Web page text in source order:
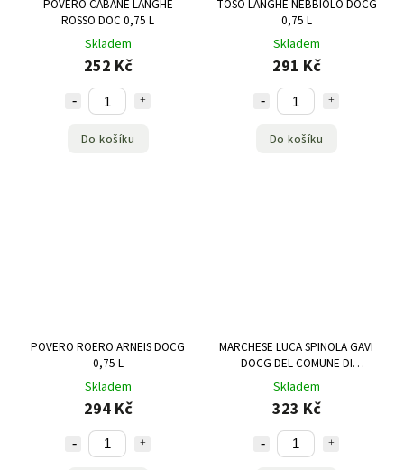
POVERO CABANE LANGHE
ROSSO DOC 0,75 L
Skladem
252 Kč
Do košíku
TOSO LANGHE NEBBIOLO DOCG
0,75 L
Skladem
291 Kč
Do košíku
POVERO ROERO ARNEIS DOCG
0,75 L
Skladem
294 Kč
MARCHESE LUCA SPINOLA GAVI
DOCG DEL COMUNE DI
TASSAROLO BIO 0,75 L
Skladem
323 Kč